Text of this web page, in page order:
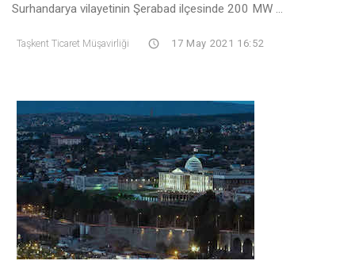
Surhandarya vilayetinin Şerabad ilçesinde 200 MW ...
Taşkent Ticaret Müşavirliği 17 May 2021 16:52